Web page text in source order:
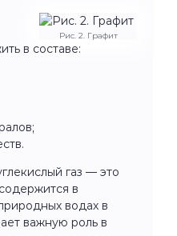
Рис. 2. Графит
в составе:
газ — это
в
водах в
важную роль в